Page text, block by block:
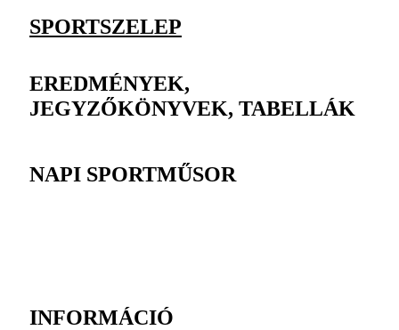
SPORTSZELEP
EREDMÉNYEK,
JEGYZŐKÖNYVEK, TABELLÁK
NAPI SPORTMŰSOR
INFORMÁCIÓ